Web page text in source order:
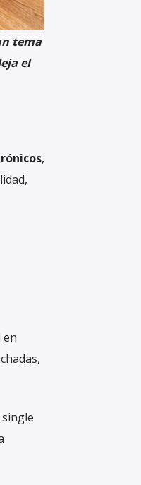
tema
el
,
en